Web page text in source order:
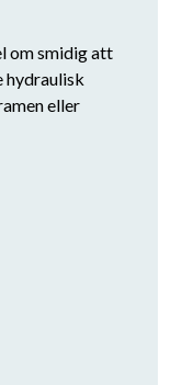
om smidig att
hydraulisk
eller